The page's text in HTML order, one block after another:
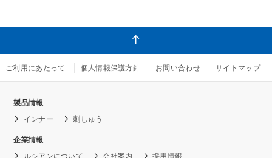
ご利用にあたって 個人情報保護方針 お問い合わせ サイトマップ
製品情報
インナー
刺しゅう
企業情報